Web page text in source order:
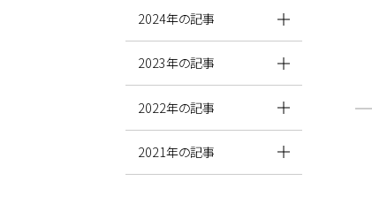
2024年の記事
2023年の記事
2022年の記事
2021年の記事